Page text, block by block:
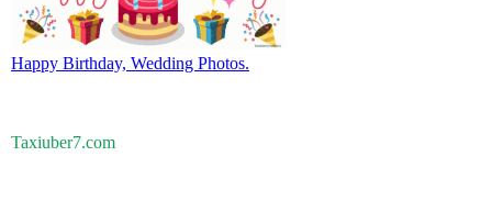
Happy Birthday, Wedding Photos.
Taxiuber7.com